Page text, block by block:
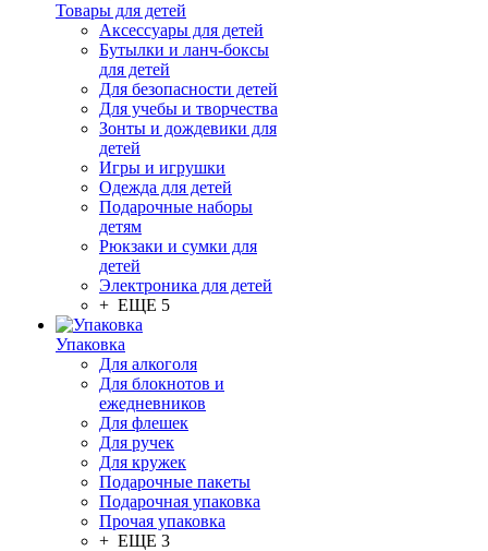
Товары для детей
Аксессуары для детей
Бутылки и ланч-боксы
для детей
Для безопасности детей
Для учебы и творчества
Зонты и дождевики для
детей
Игры и игрушки
Одежда для детей
Подарочные наборы
детям
Рюкзаки и сумки для
детей
Электроника для детей
+ ЕЩЕ 5
Упаковка
Для алкоголя
Для блокнотов и
ежедневников
Для флешек
Для ручек
Для кружек
Подарочные пакеты
Подарочная упаковка
Прочая упаковка
+ ЕЩЕ 3